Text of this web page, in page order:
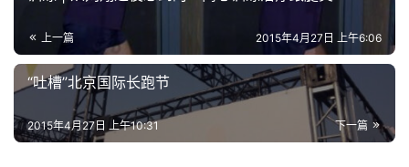
上一篇 2015年4月27日 上午6:06
“吐槽”北京国际长跑节
下一篇
2015年4月27日 上午10:31